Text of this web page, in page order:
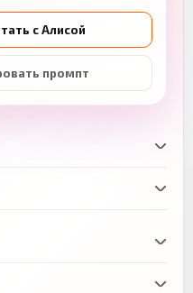
с Алисой
промпт